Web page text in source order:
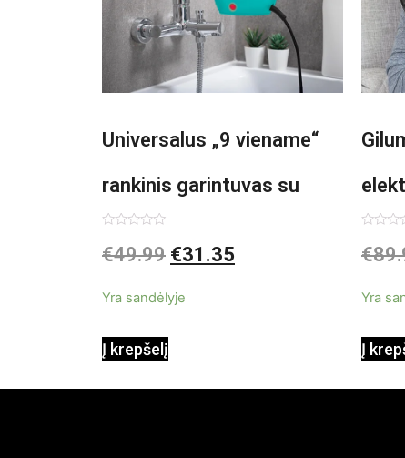
Universalus „9 viename“
rankinis garintuvas su
priedais Steany
0
iš
€49.99 €31.35
Yra sandėlyje
Į krepšelį
0
iš
€
Yra
Į